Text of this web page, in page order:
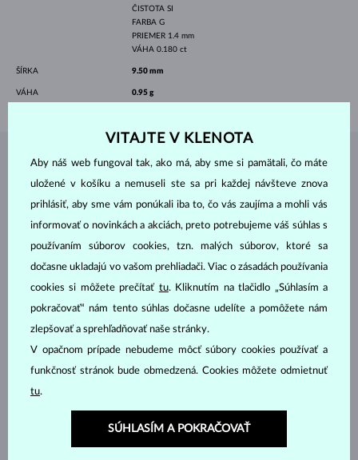
ČISTOTA SI
FARBA G
PRIEMER 1.4 mm
VÁHA 0.180 ct
ŠÍRKA 9.50 mm
VÁHA 0.95 g
ŠPERKY ZATELIÉRU KLENOTA
VITAJTE V KLENOTA
Aby náš web fungoval tak, ako má, aby sme si pamätali, čo máte
uložené v košíku a nemuseli ste sa pri každej návšteve znova
prihlásiť, aby sme vám ponúkali iba to, čo vás zaujíma a mohli vás
informovať o novinkách a akciách, preto potrebujeme váš súhlas s
používaním súborov cookies, tzn. malých súborov, ktoré sa
dočasne ukladajú vo vašom prehliadači. Viac o zásadách používania
cookies si môžete prečítať tu. Kliknutím na tlačidlo „Súhlasím a
pokračovať“ nám tento súhlas dočasne udelíte a pomôžete nám
zlepšovať a sprehľadňovať naše stránky.
V opačnom prípade nebudeme môcť súbory cookies používať a
funkčnosť stránok bude obmedzená. Cookies môžete odmietnuť
tu.
SÚHLASÍM A POKRAČOVAŤ